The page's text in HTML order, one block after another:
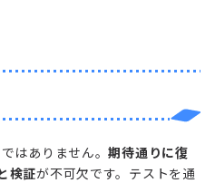
はありません。期待通りに復
検証が不可欠です。テストを通